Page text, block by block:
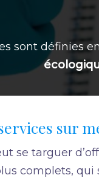
sont définies
sur
se targuer
complets, qui